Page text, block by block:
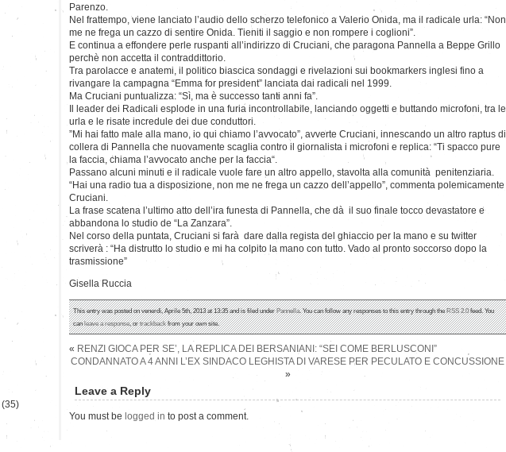
Parenzo.
Nel frattempo, viene lanciato l’audio dello scherzo telefonico a Valerio Onida, ma il radicale urla: “Non
me ne frega un cazzo di sentire Onida. Tieniti il saggio e non rompere i coglioni”.
E continua a effondere perle ruspanti all’indirizzo di Cruciani, che paragona Pannella a Beppe Grillo
perchè non accetta il contraddittorio.
Tra parolacce e anatemi, il politico biascica sondaggi e rivelazioni sui bookmarkers inglesi fino a
rivangare la campagna “Emma for president” lanciata dai radicali nel 1999.
Ma Cruciani puntualizza: “Sì, ma è successo tanti anni fa”.
Il leader dei Radicali esplode in una furia incontrollabile, lanciando oggetti e buttando microfoni, tra le
urla e le risate incredule dei due conduttori.
”Mi hai fatto male alla mano, io qui chiamo l’avvocato”, avverte Cruciani, innescando un altro raptus di
collera di Pannella che nuovamente scaglia contro il giornalista i microfoni e replica: “Ti spacco pure
la faccia, chiama l’avvocato anche per la faccia“.
Passano alcuni minuti e il radicale vuole fare un altro appello, stavolta alla comunità penitenziaria.
“Hai una radio tua a disposizione, non me ne frega un cazzo dell’appello”, commenta polemicamente
Cruciani.
La frase scatena l’ultimo atto dell’ira funesta di Pannella, che dà il suo finale tocco devastatore e
abbandona lo studio de “La Zanzara”.
Nel corso della puntata, Cruciani si farà dare dalla regista del ghiaccio per la mano e su twitter
scriverà : “Ha distrutto lo studio e mi ha colpito la mano con tutto. Vado al pronto soccorso dopo la
trasmissione”
Gisella Ruccia
This entry was posted on venerdì, Aprile 5th, 2013 at 13:35 and is filed underPannella. You can follow any responses to this entry through theRSS 2.0feed. You
canleave a response, ortrackbackfrom your own site.
« RENZI GIOCA PER SE’, LA REPLICA DEI BERSANIANI: “SEI COME BERLUSCONI”
CONDANNATO A 4 ANNI L’EX SINDACO LEGHISTA DI VARESE PER PECULATO E CONCUSSIONE
»
Leave a Reply
You must be logged in to post a comment.
(35)